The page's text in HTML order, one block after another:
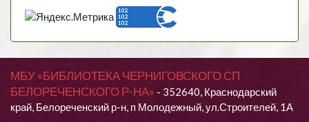
МБУ «БИБЛИОТЕКА ЧЕРНИГОВСКОГО СП
БЕЛОРЕЧЕНСКОГО Р-НА» - 352640, Краснодарский
край, Белореченский р-н, п Молодежный, ул.Строителей, 1А